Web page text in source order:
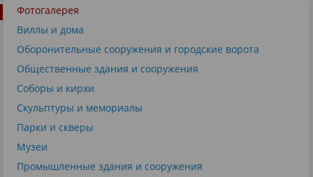
Фотогалерея
Виллы и дома
Оборонительные сооружения и городские ворота
Общественные здания и сооружения
Соборы и кирхи
Скульптуры и мемориалы
Парки и скверы
Музеи
Промышленные здания и сооружения